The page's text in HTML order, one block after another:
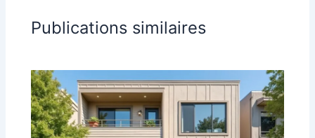
Publications similaires